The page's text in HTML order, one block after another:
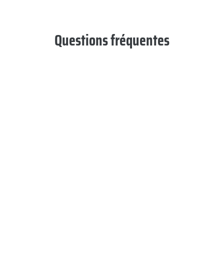
Questions fréquentes